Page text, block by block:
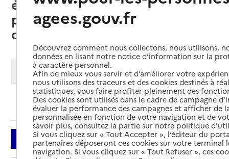
établissements d'hébergement
pour personnes âgées
dépendantes (EHPAD)
Modifier ma recherche
Ajouter cette recherche aux favoris
Filtrer
agees.gouv.fr
Découvrez comment nous collectons, nous utilisons,
données en lisant notre notice d’information sur la
à caractère personnel.
Afin de mieux vous servir et d’améliorer votre
nous utilisons des traceurs et des cookies destinés à
statistiques, vous faire profiter pleinement des
Des cookies sont utilisés dans le cadre de campagne
évaluer la performance des campagnes et afficher de
personnalisée en fonction de votre navigation et de
savoir plus, consultez la partie sur notre politique
Si vous cliquez sur « Tout Accepter », l’éditeur du
partenaires déposeront ces cookies sur votre terminal
navigation. Si vous cliquez sur « Tout Refuser », ces